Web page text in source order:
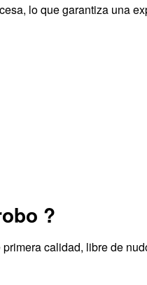
lo que garantiza una
?
calidad, libre de